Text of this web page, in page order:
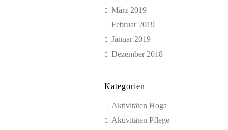
März 2019
Februar 2019
Januar 2019
Dezember 2018
Kategorien
Aktivitäten Hoga
Aktivitäten Pflege